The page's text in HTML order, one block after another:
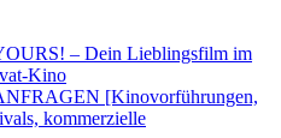
– Dein Lieblingsfilm im
Kino
[Kinovorführungen,
kommerzielle